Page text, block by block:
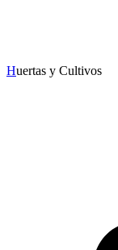
Huertas y Cultivos